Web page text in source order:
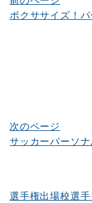
稿
シ
ョ
ボクササイズ！
次のページ
サッカーパーソ
選手権出場校選手